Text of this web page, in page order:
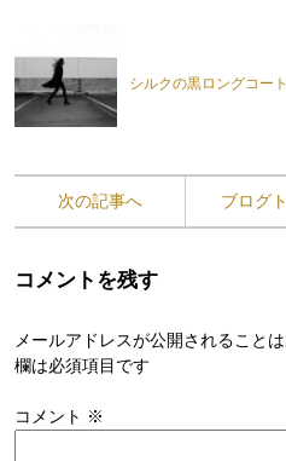
シルクの黒ロングコー
次の記事へ ブログ
コメントを残す
メールアドレスが公開されることは
欄は必須項目です
コメント ※